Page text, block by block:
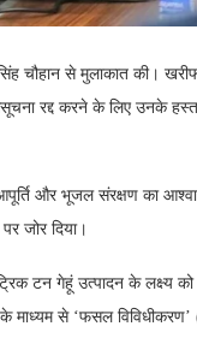
चौहान से मुलाकात की।
रद्द करने के लिए उनके
और भूजल संरक्षण का
जोर दिया।
टन गेहूं उत्पादन के लक्ष्य
से ‘फसल